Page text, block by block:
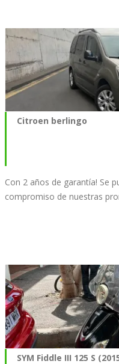
Citroen berlingo
Con 2 años de garantía! Se
compromiso de nuestras
SYM Fiddle III 125 S